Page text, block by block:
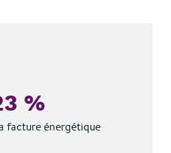
%
facture énergétique